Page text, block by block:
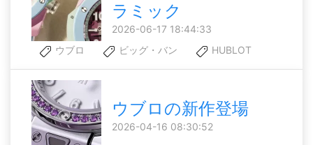
ラミック
2026-06-17 18:44:33
ウブロ
ビッグ・バン HUBLOT
ウブロの新作登場
2026-04-16 08:30:52